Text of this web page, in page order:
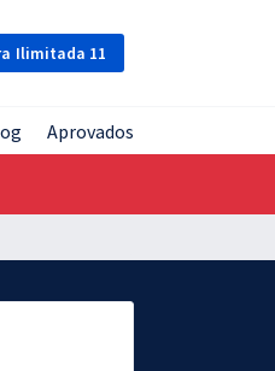
Ilimitada 11
Aprovados